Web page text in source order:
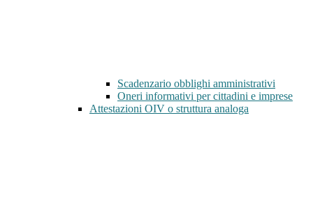
Scadenzario obblighi amministrativi
Oneri informativi per cittadini e imprese
Attestazioni OIV o struttura analoga